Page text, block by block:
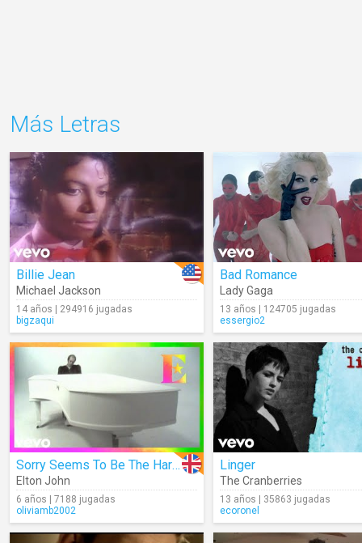
Más Letras
Billie Jean
Michael Jackson
14 años | 294916 jugadas
bigzaqui
Bad Romance
Lady Gaga
13 años | 124705 jugadas
essergio2
Sorry Seems To Be The Hardest Word
Elton John
6 años | 7188 jugadas
oliviamb2002
Linger
The Cranberries
13 años | 35863 jugadas
ecoronel